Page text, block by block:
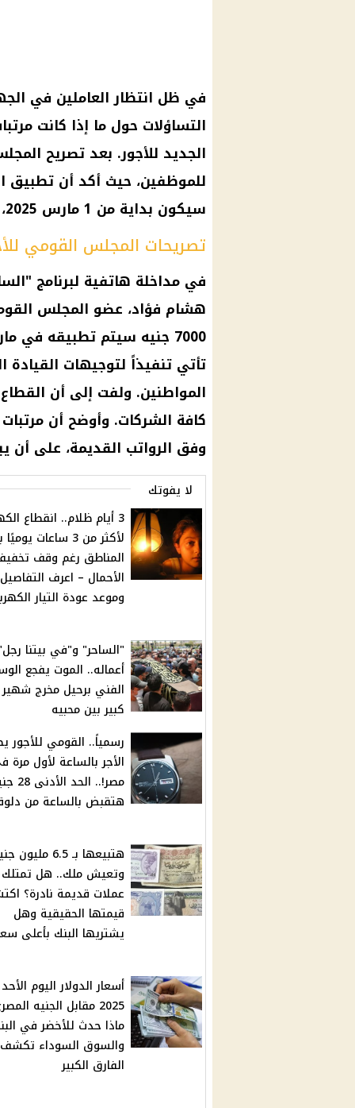
في ظل انتظار العاملين في
الجديد للأجور. بعد تصريح
سيكون بداية من 1 مارس 2025، وليس في مرتبات فبراير 2025.
تصريحات المجلس القومي
هشام فؤاد، عضو المجلس القومي
7000 جنيه سيتم تطبيقه
تأتي تنفيذاً لتوجيهات
المواطنين. ولفت إلى أن
وفق الرواتب القديمة، على أن
لا يفوتك
3 أيام ظلام.. انقطاع
لأكثر من 3 ساعات
المناطق رغم وقف
الأحمال – اعرف التفاصيل
وموعد عودة التيار
"الساحر" و"في بيتنا رجل"
أعماله.. الموت يفجع
الفني برحيل مخرج
كبير بين محبيه
رسمياً.. القومي للأجور
الأجر بالساعة لأول مرة
مصر!..
هتقبض بالساعة من
هتبيعها بـ 6.5
وتعيش ملك.. هل تمتلك
عملات قديمة نادرة؟
قيمتها الحقيقية وهل
يشتريها البنك بأعلى
2025 مقابل الجنيه
ماذا حدث للأخضر في
والسوق السوداء تكشف
الفارق الكبير